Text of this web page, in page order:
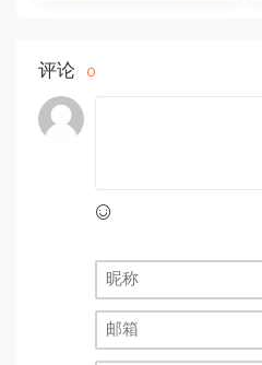
评论 0